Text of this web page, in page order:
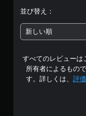
並び替え：
新しい順
すべてのレビューは
所有者によるもの
す。詳しくは、 評